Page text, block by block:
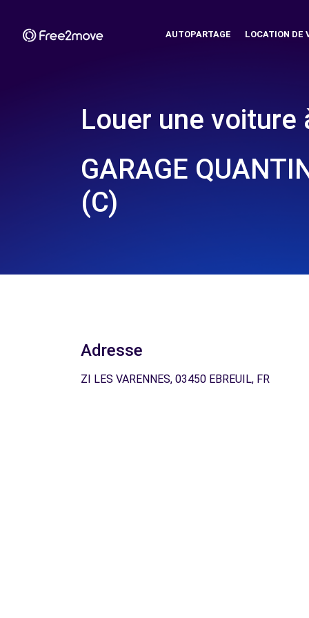
AUTOPARTAGE LOCATION DE
Louer une voiture
GARAGE
(C)
Adresse
ZI LES VARENNES, 03450 EBREUIL, FR